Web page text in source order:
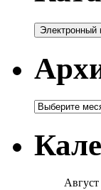
Архивы